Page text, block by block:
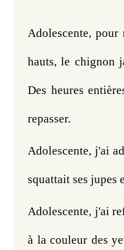
Adolescente, pour
hauts, le chignon
Des heures
repasser.
Adolescente, j'ai
squattait ses jupes
Adolescente, j'ai
à la couleur des